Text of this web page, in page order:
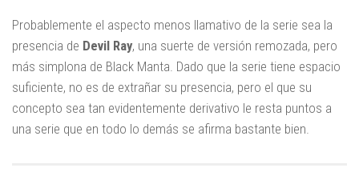
Probablemente el aspecto menos llamativo de la serie sea la
presencia de Devil Ray, una suerte de versión remozada, pero
más simplona de Black Manta. Dado que la serie tiene espacio
suficiente, no es de extrañar su presencia, pero el que su
concepto sea tan evidentemente derivativo le resta puntos a
una serie que en todo lo demás se afirma bastante bien.